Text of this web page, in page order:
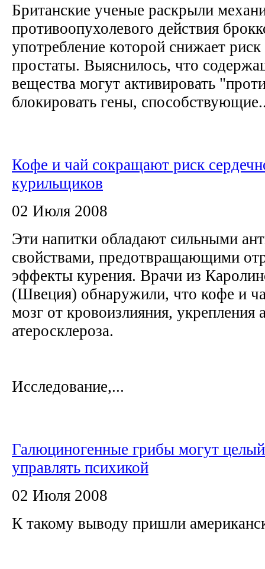
Британские ученые раскрыли
противоопухолевого действия
употребление которой снижает риск
простаты. Выяснилось, что
вещества могут активировать
блокировать гены,
Кофе и чай сокращают риск
курильщиков
02 Июля 2008
Эти напитки обладают сильными
свойствами, предотвращающими
эффекты курения. Врачи из
(Швеция) обнаружили, что кофе и
мозг от кровоизлияния, укрепления
атеросклероза.
Исследование,...
Галюциногенные грибы могут
управлять психикой
02 Июля 2008
К такому выводу пришли